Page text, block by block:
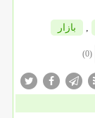
, بازار
(0)